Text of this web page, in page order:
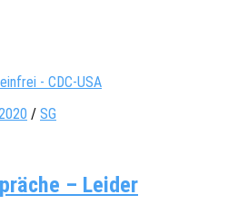
- CDC-USA
/ SG
– Leider